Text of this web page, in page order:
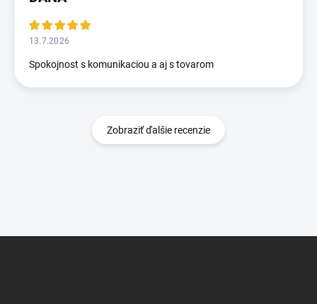
13.7.2026
Spokojnost s komunikaciou a aj s tovarom
Zobraziť ďalšie recenzie